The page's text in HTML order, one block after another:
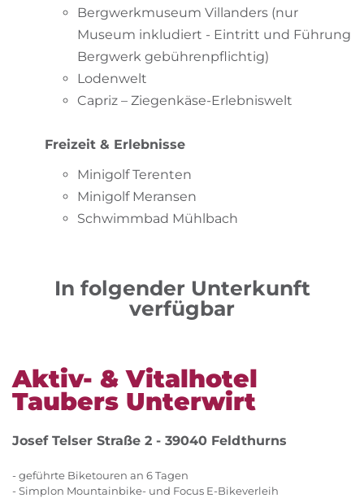
Bergwerkmuseum Villanders (nur
Museum inkludiert - Eintritt und Führung
Bergwerk gebührenpflichtig)
Lodenwelt
Capriz – Ziegenkäse-Erlebniswelt
Freizeit & Erlebnisse
Minigolf Terenten
Minigolf Meransen
Schwimmbad Mühlbach
In folgender Unterkunft
verfügbar
Aktiv- & Vitalhotel
Taubers Unterwirt
Josef Telser Straße 2 - 39040 Feldthurns
- geführte Biketouren an 6 Tagen
- Simplon Mountainbike- und Focus E-Bikeverleih